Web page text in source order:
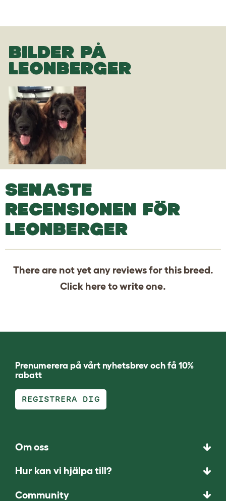
BILDER PÅ
LEONBERGER
SENASTE
RECENSIONEN FÖR
LEONBERGER
There are not yet any reviews for this breed.
Click hereto write one.
Prenumerera på vårt nyhetsbrev och få 10%
rabatt
REGISTRERA DIG
Om oss
Hur kan vi hjälpa till?
Community